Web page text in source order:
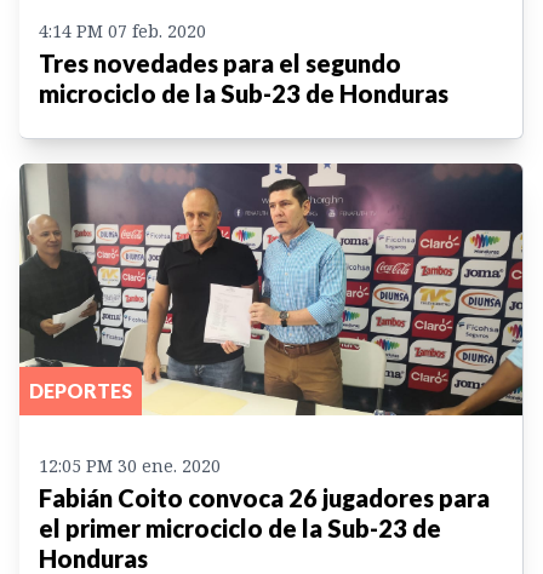
4:14 PM 07 feb. 2020
Tres novedades para el segundo
microciclo de la Sub-23 de Honduras
DEPORTES
12:05 PM 30 ene. 2020
Fabián Coito convoca 26 jugadores para
el primer microciclo de la Sub-23 de
Honduras